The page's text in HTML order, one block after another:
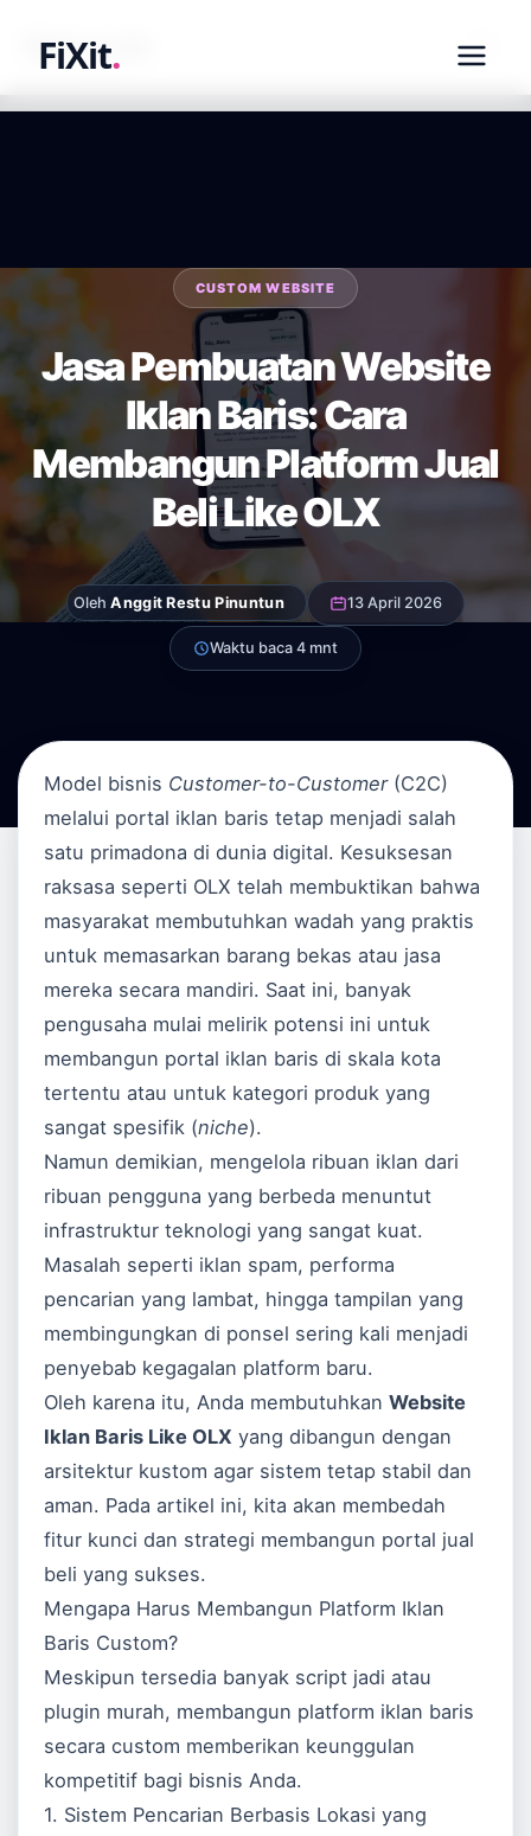
FiXit.
fixit.co.id
CUSTOM WEBSITE
Jasa Pembuatan Website
Iklan Baris: Cara
Membangun Platform Jual
Beli Like OLX
OlehAnggit Restu Pinuntun 13 April 2026
Waktu baca 4 mnt
Model bisnis Customer-to-Customer(C2C)
melalui portal iklan baris tetap menjadi salah
satu primadona di dunia digital. Kesuksesan
raksasa seperti OLX telah membuktikan bahwa
masyarakat membutuhkan wadah yang praktis
untuk memasarkan barang bekas atau jasa
mereka secara mandiri. Saat ini, banyak
pengusaha mulai melirik potensi ini untuk
membangun portal iklan baris di skala kota
tertentu atau untuk kategori produk yang
sangat spesifik (niche).
Namun demikian, mengelola ribuan iklan dari
ribuan pengguna yang berbeda menuntut
infrastruktur teknologi yang sangat kuat.
Masalah seperti iklan spam, performa
pencarian yang lambat, hingga tampilan yang
membingungkan di ponsel sering kali menjadi
penyebab kegagalan platform baru.
Oleh karena itu, Anda membutuhkanWebsite
Iklan Baris Like OLX yang dibangun dengan
arsitektur kustom agar sistem tetap stabil dan
aman. Pada artikel ini, kita akan membedah
fitur kunci dan strategi membangun portal jual
beli yang sukses.
Mengapa Harus Membangun Platform Iklan
Baris Custom?
Meskipun tersedia banyak script jadi atau
plugin murah, membangun platform iklan baris
secara custom memberikan keunggulan
kompetitif bagi bisnis Anda.
1. Sistem Pencarian Berbasis Lokasi yang